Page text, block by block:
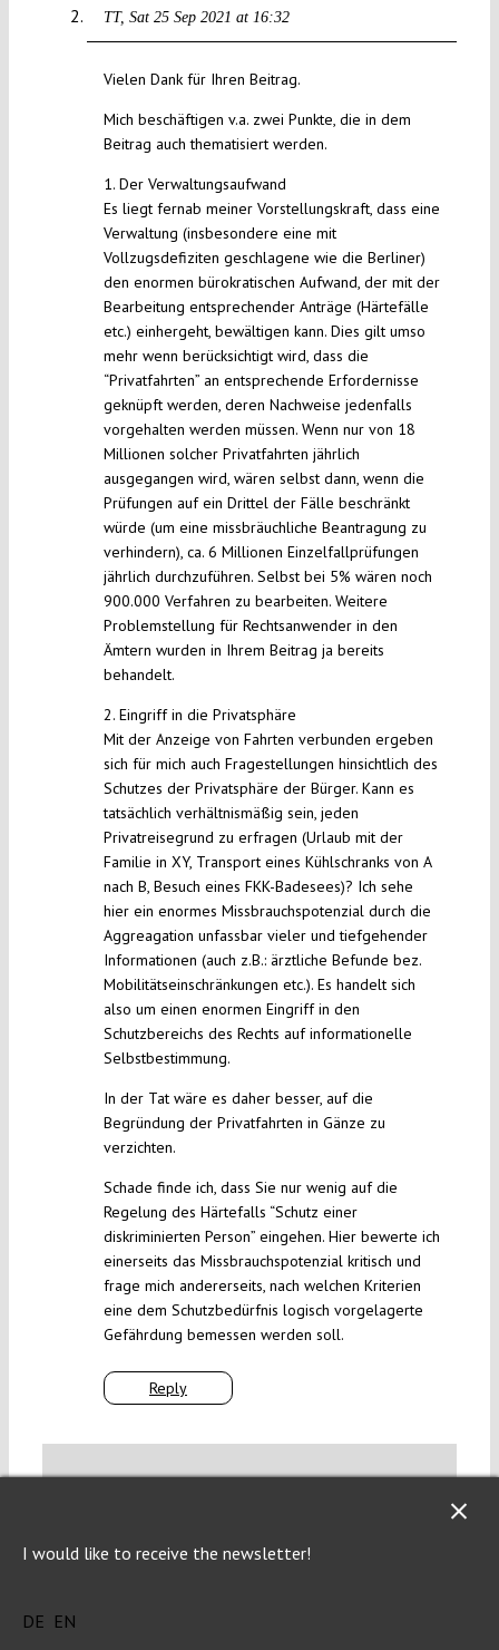
TT Sat 25 Sep 2021 at 16:32
Reply
Vielen Dank für Ihren Beitrag.
Mich beschäftigen v.a. zwei Punkte, die in dem
Beitrag auch thematisiert werden.
1. Der Verwaltungsaufwand
Es liegt fernab meiner Vorstellungskraft, dass eine
Verwaltung (insbesondere eine mit
Vollzugsdefiziten geschlagene wie die Berliner)
den enormen bürokratischen Aufwand, der mit der
Bearbeitung entsprechender Anträge (Härtefälle
etc.) einhergeht, bewältigen kann. Dies gilt umso
mehr wenn berücksichtigt wird, dass die
“Privatfahrten” an entsprechende Erfordernisse
geknüpft werden, deren Nachweise jedenfalls
vorgehalten werden müssen. Wenn nur von 18
Millionen solcher Privatfahrten jährlich
ausgegangen wird, wären selbst dann, wenn die
Prüfungen auf ein Drittel der Fälle beschränkt
würde (um eine missbräuchliche Beantragung zu
verhindern), ca. 6 Millionen Einzelfallprüfungen
jährlich durchzuführen. Selbst bei 5% wären noch
900.000 Verfahren zu bearbeiten. Weitere
Problemstellung für Rechtsanwender in den
Ämtern wurden in Ihrem Beitrag ja bereits
behandelt.
2. Eingriff in die Privatsphäre
Mit der Anzeige von Fahrten verbunden ergeben
sich für mich auch Fragestellungen hinsichtlich des
Schutzes der Privatsphäre der Bürger. Kann es
tatsächlich verhältnismäßig sein, jeden
Privatreisegrund zu erfragen (Urlaub mit der
Familie in XY, Transport eines Kühlschranks von A
nach B, Besuch eines FKK-Badesees)? Ich sehe
hier ein enormes Missbrauchspotenzial durch die
Aggreagation unfassbar vieler und tiefgehender
Informationen (auch z.B.: ärztliche Befunde bez.
Mobilitätseinschränkungen etc.). Es handelt sich
also um einen enormen Eingriff in den
Schutzbereichs des Rechts auf informationelle
Selbstbestimmung.
In der Tat wäre es daher besser, auf die
Begründung der Privatfahrten in Gänze zu
verzichten.
Schade finde ich, dass Sie nur wenig auf die
Regelung des Härtefalls “Schutz einer
diskriminierten Person” eingehen. Hier bewerte ich
einerseits das Missbrauchspotenzial kritisch und
frage mich andererseits, nach welchen Kriterien
eine dem Schutzbedürfnis logisch vorgelagerte
Gefährdung bemessen werden soll.
1. We welcome your comments but you do so as
I would like to receive the newsletter!
DE EN